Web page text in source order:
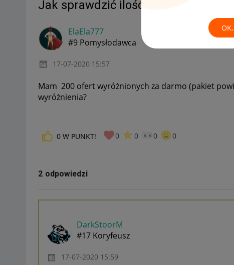
Jak sprawdzić ilość wyróżnionych
ElaEla777
#9 Pomysłodawca
‎17-07-2020 15:57
Mam 200 ofert wyróżnionych za darmo (pakiet
wyróżnienia?
0 W PUNKT! 0 0 0 0
2 odpowiedzi
DarkStoorM
#17 Koryfeusz
‎17-07-2020 15:59